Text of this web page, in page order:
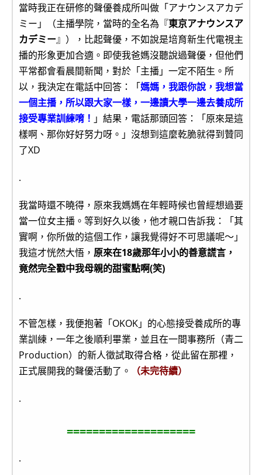
當時我正在研修的聲優養成所叫做「アナウンスアカデ
ミー」（主播學院，當時的全名為『東京アナウンスア
カデミー』），比起聲優，不如說是培育新生代電視主
播的形象更加合適。即使我爸媽沒聽說過聲優，但他們
平常都會看晨間新聞，對於「主播」一定不陌生。所
以，我決定在電話中回答：「媽媽，我跟你說，我想當
一個主播，所以跟大家一樣，一邊讀大學一邊去養成所
接受專業訓練唷！ 」結果，電話那頭回答：「原來是這
樣啊、那你好好努力呀。」沒想到這麼乾脆就得到贊同
了XD
.
我當時還不曉得，原來我媽媽在年輕時候也曾經想過要
當一位女主播。等到好久以後，他才親口告訴我：「其
實啊，你所做的這個工作，讓我覺得好不可思議呢～」
我這才恍然大悟， 原來在18歲那年小小的善意謊言，
竟然完全戳中我母親的甜蜜點啊(笑)
.
不管怎樣，我便抱著「OKOK」的心態接受養成所的專
業訓練，一年之後順利畢業，並且在一間事務所（青二
Production）的新人徵試取得合格，從此留在那裡，
正式展開我的聲優活動了。
（未完待續）
.
====================
.